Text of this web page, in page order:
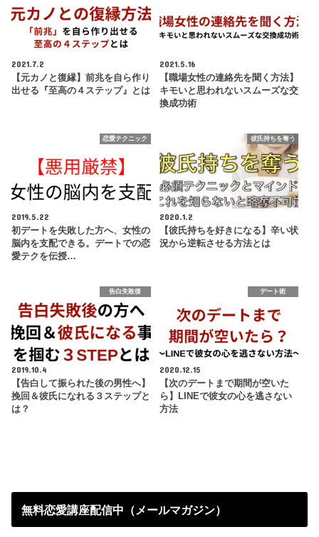
2021.7.2
【元カノと復縁】前兆を自ら作り
出せる『至高の４ステップ』とは
2021.5.16
【職場女性の連絡先を聞く方法】
キモいと思われないスムーズな交
換成功術
恋愛テクニック
2019.5.22
初デートを失敗した方へ、女性の
脳内を支配できる。デートでの恋
愛テクを伝授…
彼氏持ちを奪う
2020.1.2
【彼氏持ちを好きになる】辛い状
況から逆転させる方法とは
告白失敗後
2019.10.4
【告白して振られた後の男性へ】
挽回＆彼氏になれる３ステップと
は？
デート術
2020.12.15
【次のデートまで期間が空いた
ら】LINEで彼女の心を逃さない
方法
無料恋愛講座配信中（メールマガジン）